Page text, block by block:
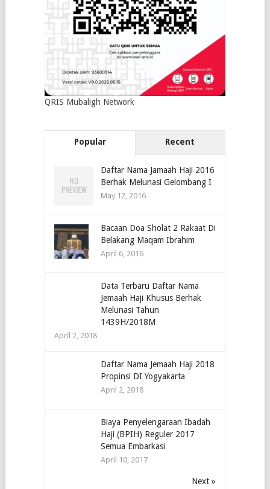
QRIS Mubaligh Network
Popular Recent
Daftar Nama Jamaah Haji 2016
Berhak Melunasi Gelombang I
May 12, 2016
Bacaan Doa Sholat 2 Rakaat Di
Belakang Maqam Ibrahim
April 6, 2016
Data Terbaru Daftar Nama
Jemaah Haji Khusus Berhak
Melunasi Tahun
1439H/2018M
April 2, 2018
Daftar Nama Jemaah Haji 2018
Propinsi DI Yogyakarta
April 2, 2018
Biaya Penyelengaraan Ibadah
Haji (BPIH) Reguler 2017
Semua Embarkasi
April 10, 2017
Next »